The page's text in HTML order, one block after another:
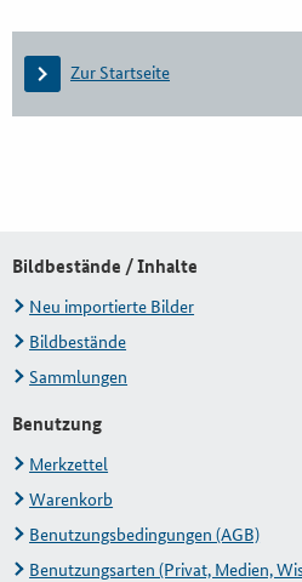
Zur Startseite
Bildbestände / Inhalte
Neu importierte Bilder
Bildbestände
Sammlungen
Benutzung
Merkzettel
Warenkorb
Benutzungsbedingungen (AGB)
Benutzungsarten (Privat, Medien,